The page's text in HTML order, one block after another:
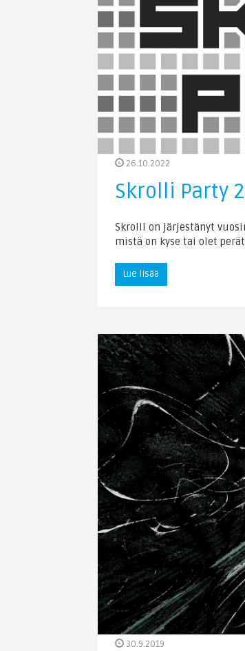
26.10.2022
Skrolli Party
Skrolli on järjestänyt
mistä on kyse tai olet
Lue lisää
30.9.2019